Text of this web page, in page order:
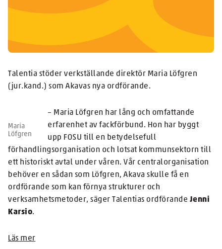
Talentia stöder verkställande direktör Maria Löfgren
(jur.kand.) som Akavas nya ordförande.
Maria
Löfgren
– Maria Löfgren har lång och omfattande
erfarenhet av fackförbund. Hon har byggt
upp FOSU till en betydelsefull
förhandlingsorganisation och lotsat kommunsektorn till
ett historiskt avtal under våren. Vår centralorganisation
behöver en sådan som Löfgren, Akava skulle få en
ordförande som kan förnya strukturer och
verksamhetsmetoder, säger Talentias ordförande Jenni
Karsio.
Läs mer